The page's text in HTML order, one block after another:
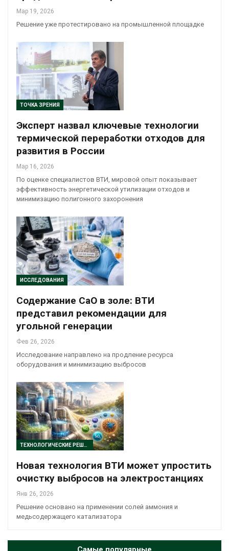
Мар 19, 2026
Решение уже протестировано на промышленной площадке
ТОЧКА ЗРЕНИЯ
Эксперт назвал ключевые технологии
термической переработки отходов для
развития в России
Мар 16, 2026
По оценке специалистов ВТИ, мировой опыт показывает
эффективность энергетической утилизации отходов и
минимизацию полигонного захоронения
ИССЛЕДОВАНИЯ
Содержание CaO в золе: ВТИ
представил рекомендации для
угольной генерации
Фев 26, 2026
Исследование направлено на продление ресурса
оборудования и минимизацию выбросов
ТЕХНОЛОГИЧЕСКИЕ РЕШЕНИЯ
Новая технология ВТИ может упростить
очистку выбросов на электростанциях
Янв 26, 2026
Решение основано на применении солей аммония и
медьсодержащего катализатора